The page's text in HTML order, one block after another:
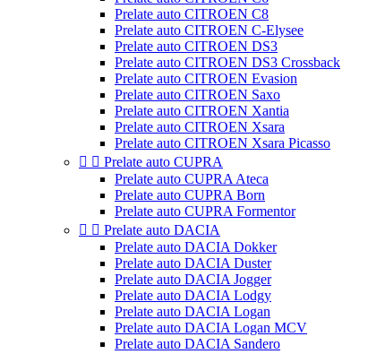
Prelate auto CITROEN C8
Prelate auto CITROEN C-Elysee
Prelate auto CITROEN DS3
Prelate auto CITROEN DS3 Crossback
Prelate auto CITROEN Evasion
Prelate auto CITROEN Saxo
Prelate auto CITROEN Xantia
Prelate auto CITROEN Xsara
Prelate auto CITROEN Xsara Picasso
  Prelate auto CUPRA
Prelate auto CUPRA Ateca
Prelate auto CUPRA Born
Prelate auto CUPRA Formentor
  Prelate auto DACIA
Prelate auto DACIA Dokker
Prelate auto DACIA Duster
Prelate auto DACIA Jogger
Prelate auto DACIA Lodgy
Prelate auto DACIA Logan
Prelate auto DACIA Logan MCV
Prelate auto DACIA Sandero